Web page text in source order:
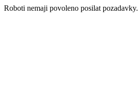
Roboti nemaji povoleno posilat pozadavky.